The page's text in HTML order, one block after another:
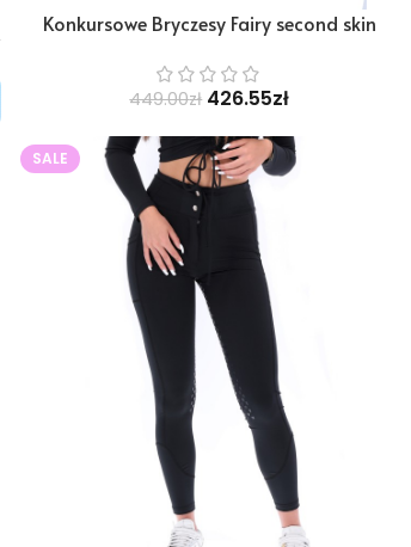
Konkursowe Bryczesy Fairy second skin
449.00zł 426.55zł
SALE